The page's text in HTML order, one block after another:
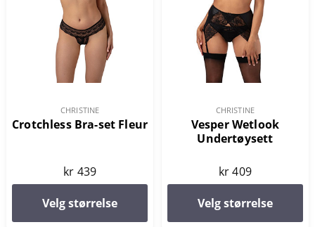
CHRISTINE
Crotchless Bra-set Fleur
kr 439
Velg størrelse
CHRISTINE
Vesper Wetlook
Undertøysett
kr 409
Velg størrelse